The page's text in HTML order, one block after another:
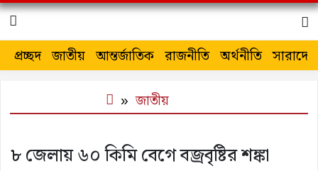
প্রচ্ছদ জাতীয় আন্তর্জাতিক রাজনীতি অর্থনীতি সারাদেশ
জাতীয়
৮ জেলায় ৬০ কিমি বেগে বজ্রবৃষ্টির শঙ্কা